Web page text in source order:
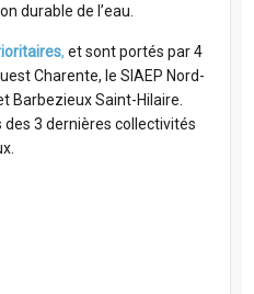
durable de l’eau.
, et sont portés par 4
Charente, le SIAEP Nord-
Barbezieux Saint-Hilaire.
des 3 dernières collectivités